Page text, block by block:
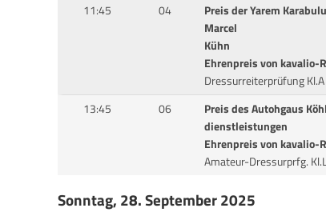
11:45 04
Preis der Yarem
Marcel
Kühn
Ehrenpreis von kavalio-
Dressurreiterprüfung Kl.A
13:45 06
Preis des Autohgaus
dienstleistungen
Ehrenpreis von kavalio-
Amateur-Dressurprfg.
Sonntag, 28. September 2025